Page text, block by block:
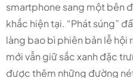
smartphone sang một bên
khắc hiện tại. “Phát súng”
làng bao bì phiên bản lễ hội
mới vẫn giữ sắc xanh đặc
được thêm những đường